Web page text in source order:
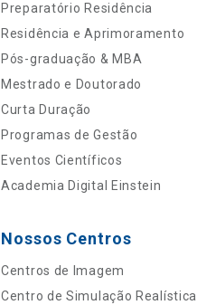
Preparatório Residência
Residência e Aprimoramento
Pós-graduação & MBA
Mestrado e Doutorado
Curta Duração
Programas de Gestão
Eventos Científicos
Academia Digital Einstein
Nossos Centros
Centros de Imagem
Centro de Simulação Realística